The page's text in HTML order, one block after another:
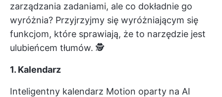
zarządzania zadaniami, ale co dokładnie go
wyróżnia? Przyjrzyjmy się wyróżniającym się
funkcjom, które sprawiają, że to narzędzie jest
ulubieńcem tłumów. 🕵
1. Kalendarz
Inteligentny kalendarz Motion oparty na AI